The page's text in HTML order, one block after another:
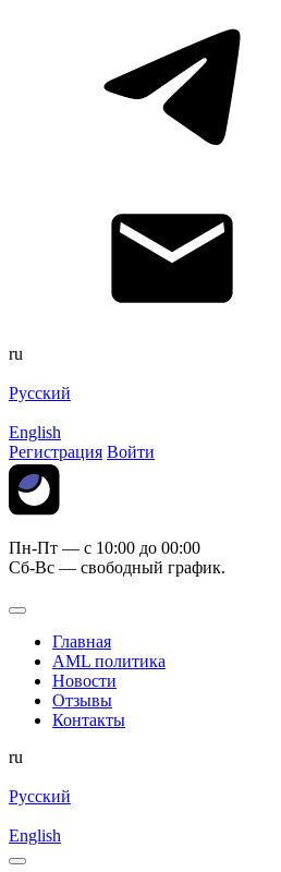
ru
Русский
English
Регистрация Войти
Пн-Пт — c 10:00 до 00:00
Сб-Вс — свободный график.
Главная
AML политика
Новости
Отзывы
Контакты
ru
Русский
English